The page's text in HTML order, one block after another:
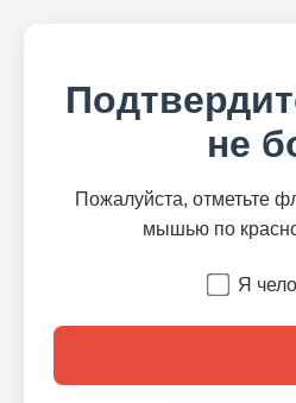
не
Пожалуйста, отметьте
мышью по
Я